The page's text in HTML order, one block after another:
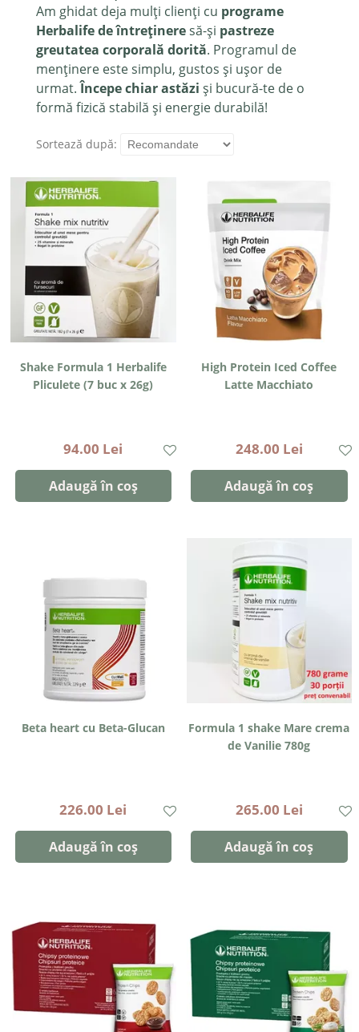
Am ghidat deja mulți clienți cu programe
Herbalife deîntrețineresă-și pastreze
greutatea corporală dorită. Programul de
menținere este simplu, gustos și ușor de
urmat.Începe chiar astăzi și bucură-te de o
formă fizică stabilă și energie durabilă!
Sortează după:
Shake Formula 1 Herbalife
Pliculete (7 buc x 26g)
94.00 Lei
Adaugă în coș
High Protein Iced Coffee
Latte Macchiato
248.00 Lei
Adaugă în coș
Beta heart cu Beta-Glucan
226.00 Lei
Adaugă în coș
Formula 1 shake Mare crema
de Vanilie 780g
265.00 Lei
Adaugă în coș